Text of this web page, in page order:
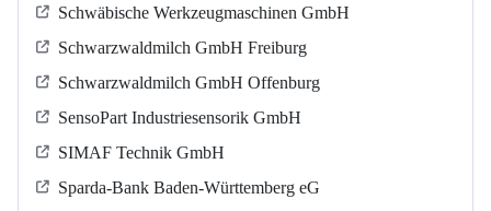
Schwäbische Werkzeugmaschinen GmbH
Schwarzwaldmilch GmbH Freiburg
Schwarzwaldmilch GmbH Offenburg
SensoPart Industriesensorik GmbH
SIMAF Technik GmbH
Sparda-Bank Baden-Württemberg eG